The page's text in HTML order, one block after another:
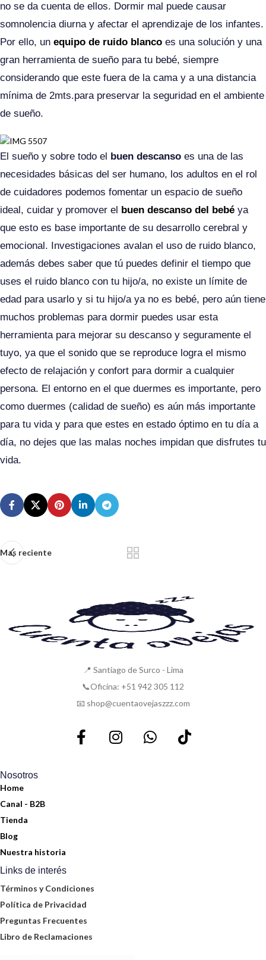
no se da cuenta de ellos. Dormir mal puede causar
somnolencia diurna y afectar el aprendizaje de los infantes.
Por ello, un equipo de ruido blanco es una solución y una
gran herramienta de sueño para tu bebé, siempre
considerando que este fuera de la cama y a una distancia
mínima de 2mts.para preservar la seguridad en el ambiente
de sueño.
El sueño y sobre todo el buen descanso es una de las
necesidades básicas del ser humano, los adultos en el rol
de cuidadores podemos fomentar un espacio de sueño
ideal, cuidar y promover el
buen descanso del bebé ya
que esto es base importante de su desarrollo cerebral y
emocional. Investigaciones avalan el uso de ruido blanco,
además debes saber que tú puedes definir el tiempo que
uses el ruido blanco con tu hijo/a, no existe un límite de
edad para usarlo y si tu hijo/a ya no es bebé, pero aún tiene
muchos problemas para dormir puedes usar esta
herramienta para mejorar su descanso y seguramente el
tuyo, ya que el sonido que se reproduce logra el mismo
efecto de relajación y confort para dormir a cualquier
persona. El entorno en el que duermes es importante, pero
como duermes (calidad de sueño) es aún más importante
para tu vida y para que estes en estado óptimo en tu día a
día, no dejes que las malas noches impidan que disfrutes tu
vida.
Mas reciente
📍 Santiago de Surco - Lima
📞Oficina: +51 942 305 112
📧 shop@cuentaovejaszzz.com
Nosotros
Home
Canal - B2B
Tienda
Blog
Nuestra historia
Links de interés
Términos y Condiciones
Política de Privacidad
Preguntas Frecuentes
Libro de Reclamaciones